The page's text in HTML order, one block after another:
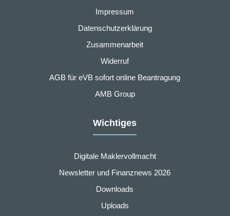
Impressum
Datenschutzerklärung
Zusammenarbeit
Widerruf
AGB für eVB sofort online Beantragung
AMB Group
Wichtiges
Digitale Maklervollmacht
Newsletter und Finanznews 2026
Downloads
Uploads